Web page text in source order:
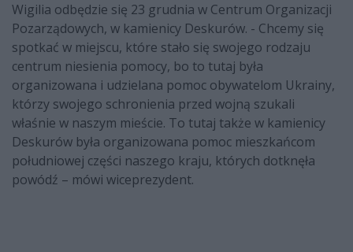
Wigilia odbędzie się 23 grudnia w Centrum Organizacji
Pozarządowych, w kamienicy Deskurów. - Chcemy się
spotkać w miejscu, które stało się swojego rodzaju
centrum niesienia pomocy, bo to tutaj była
organizowana i udzielana pomoc obywatelom Ukrainy,
którzy swojego schronienia przed wojną szukali
właśnie w naszym mieście. To tutaj także w kamienicy
Deskurów była organizowana pomoc mieszkańcom
południowej części naszego kraju, których dotknęła
powódź – mówi wiceprezydent.